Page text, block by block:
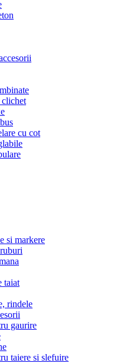
cu cot
si markere
taiat
rindele
gaurire
taiere si slefuire